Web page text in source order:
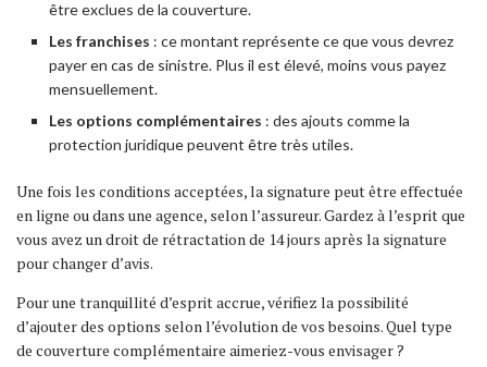
être exclues de la couverture.
Les franchises : ce montant représente ce que vous devrez
payer en cas de sinistre. Plus il est élevé, moins vous payez
mensuellement.
Les options complémentaires : des ajouts comme la
protection juridique peuvent être très utiles.
Une fois les conditions acceptées, la signature peut être effectuée
en ligne ou dans une agence, selon l’assureur. Gardez à l’esprit que
vous avez un droit de rétractation de 14 jours après la signature
pour changer d’avis.
Pour une tranquillité d’esprit accrue, vérifiez la possibilité
d’ajouter des options selon l’évolution de vos besoins. Quel type
de couverture complémentaire aimeriez-vous envisager ?